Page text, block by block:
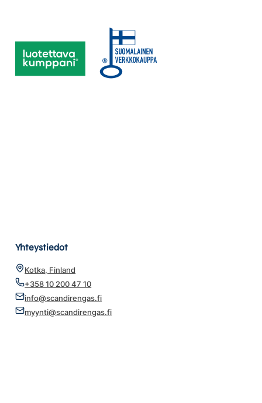
Yhteystiedot
Kotka, Finland
+358 10 200 47 10
info@scandirengas.fi
myynti@scandirengas.fi